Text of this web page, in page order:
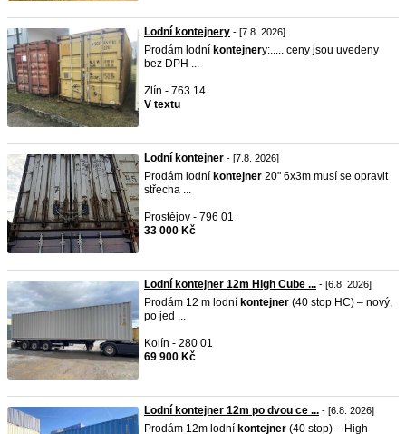
Lodní kontejnery - [7.8. 2026]
Prodám lodní kontejnery:..... ceny jsou uvedeny
bez DPH ...
Zlín - 763 14
V textu
Lodní kontejner - [7.8. 2026]
Prodám lodní kontejner 20" 6x3m musí se opravit
střecha ...
Prostějov - 796 01
33 000 Kč
Lodní kontejner 12m High Cube ... - [6.8. 2026]
Prodám 12 m lodní kontejner (40 stop HC) – nový,
po jed ...
Kolín - 280 01
69 900 Kč
Lodní kontejner 12m po dvou ce ... - [6.8. 2026]
Prodám 12m lodní kontejner (40 stop) – High